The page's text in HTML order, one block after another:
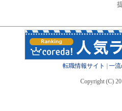
転職情報サイト 一
Copyright (C)